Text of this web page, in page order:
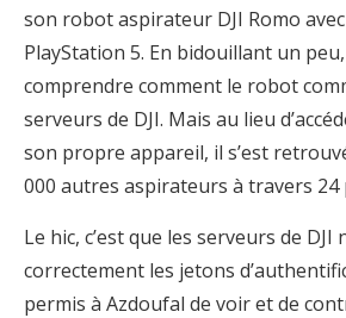
son robot aspirateur DJI Romo
PlayStation 5. En bidouillant un
comprendre comment le robot
serveurs de DJI. Mais au lieu
son propre appareil, il s’est
000 autres aspirateurs à travers 24
Le hic, c’est que les serveurs de
correctement les jetons
permis à Azdoufal de voir et de